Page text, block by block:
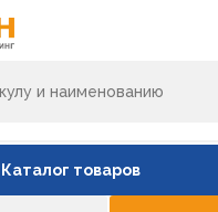
Каталог товаров